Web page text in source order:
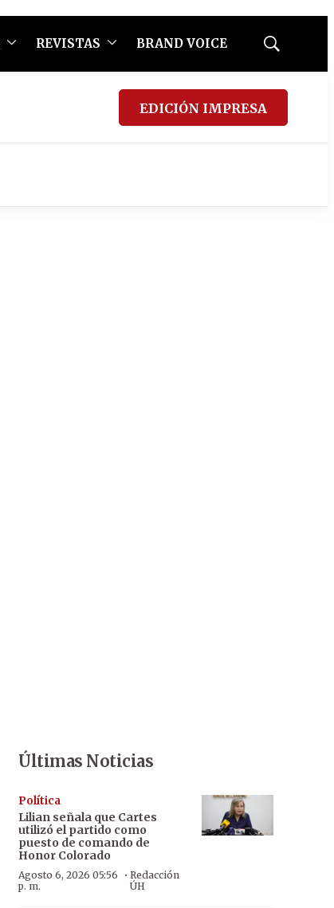
REVISTAS BRAND VOICE
Mostrar
EDICIÓN IMPRESA
Últimas Noticias
Política
Lilian señala que Cartes
utilizó el partido como
puesto de comando de
Honor Colorado
Agosto 6, 2026 05:56
p. m.
· Redacción
ÚH